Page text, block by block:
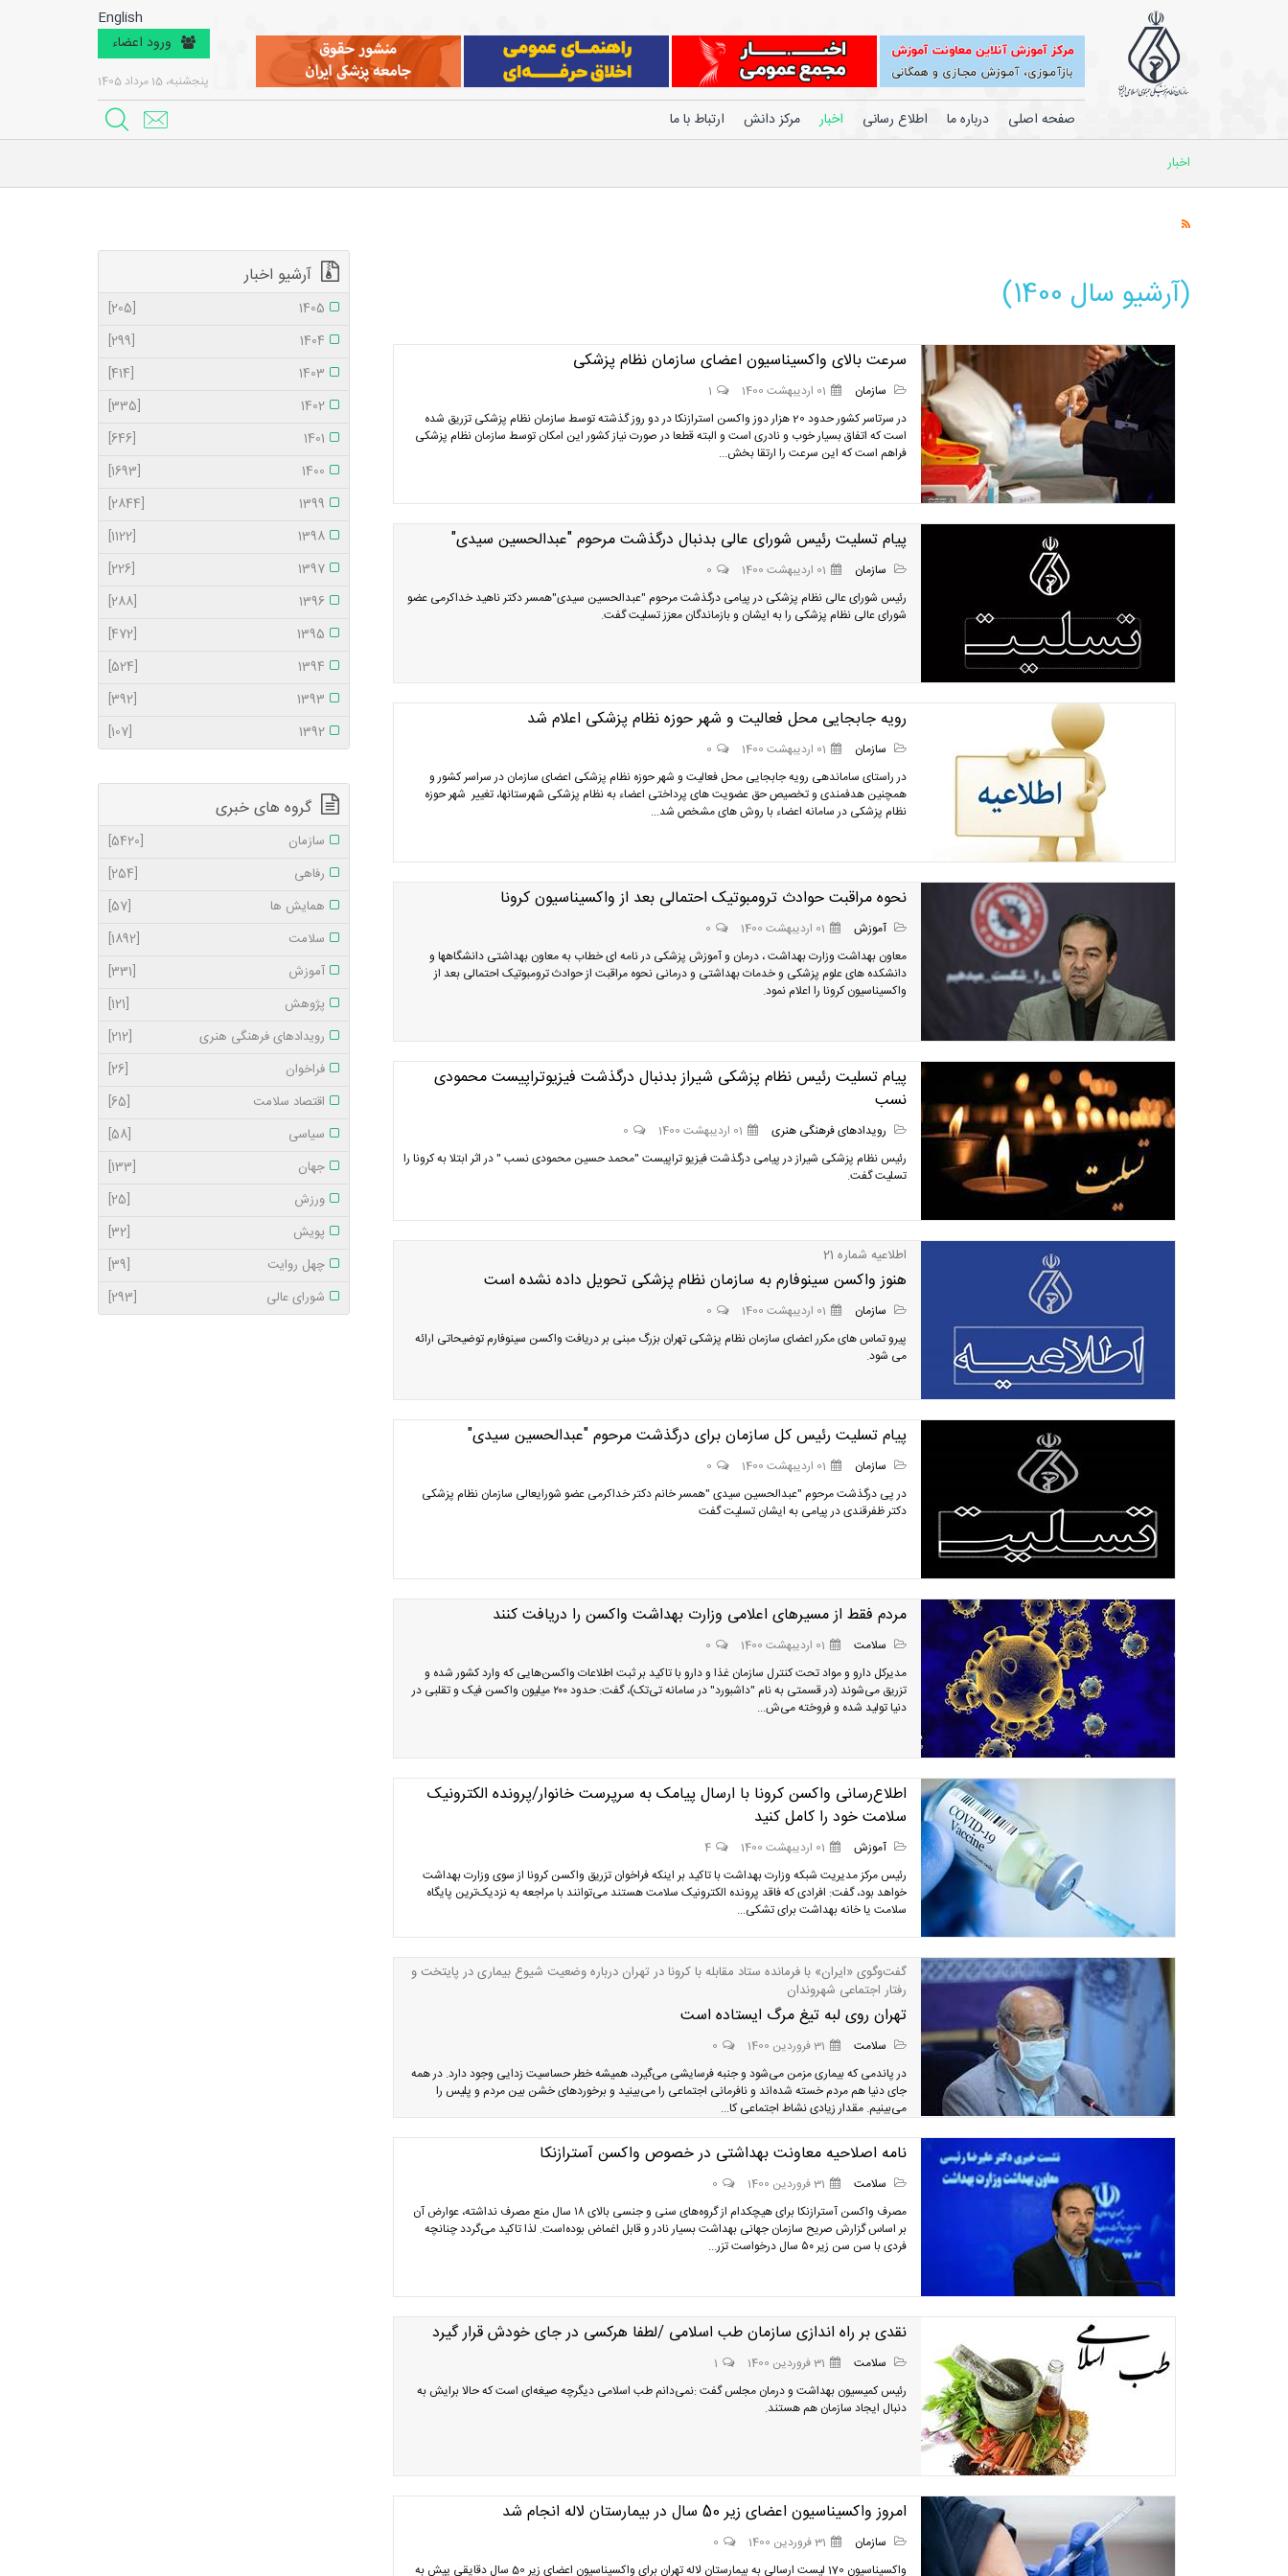
English
ورود اعضاء
پنجشنبه، 15 مرداد 1405
صفحه اصلی درباره ما اطلاع رسانی اخبار مرکز دانش ارتباط با ما
اخبار
(آرشیو سال 1400)
سرعت بالای واکسیناسیون اعضای سازمان نظام پزشکی
سازمان 01 اردیبهشت 1400
1
در سرتاسر کشور حدود 20 هزار دوز واکسن استرازنکا در دو روز گذشته توسط سازمان نظام پزشکی تزریق شده
است که اتفاق بسیار خوب و نادری است و البته قطعا در صورت نیاز کشور این امکان توسط سازمان نظام پزشکی
فراهم است که این سرعت را ارتقا بخش...
پیام تسلیت رئیس شورای عالی بدنبال درگذشت مرحوم "عبدالحسین سیدی"
سازمان 01 اردیبهشت 1400
0
رئیس شورای عالی نظام پزشکی در پیامی درگذشت مرحوم "عبدالحسین سیدی"همسر دکتر ناهید خداکرمی عضو
شورای عالی نظام پزشکی را به ایشان و بازماندگان معزز تسلیت گفت.
رویه جابجایی محل فعالیت و شهر حوزه نظام پزشکی اعلام شد
سازمان 01 اردیبهشت 1400
0
در راستای ساماندهی رویه جابجایی محل فعالیت و شهر حوزه نظام پزشکی اعضای سازمان در سراسر کشور و
همچنین هدفمندی و تخصیص حق عضویت های پرداختی اعضاء به نظام پزشکی شهرستانها، تغییر شهر حوزه
نظام پزشکی در سامانه اعضاء با روش های مشخص شد...
نحوه مراقبت حوادث ترومبوتیک احتمالی بعد از واکسیناسیون کرونا
آموزش 01 اردیبهشت 1400
0
معاون بهداشت وزارت بهداشت ، درمان و آموزش پزشکی در نامه ای خطاب به معاون بهداشتی دانشگاهها و
دانشکده های علوم پزشکی و خدمات بهداشتی و درمانی نحوه مراقبت از حوادث ترومبوتیک احتمالی بعد از
واکسیناسیون کرونا را اعلام نمود.
پیام تسلیت رئیس نظام پزشکی شیراز بدنبال درگذشت فیزیوتراپیست محمودی
نسب
رویدادهای فرهنگی هنری 01 اردیبهشت 1400
0
رئیس نظام پزشکی شیراز در پیامی درگذشت فیزیو تراپیست "محمد حسین محمودی نسب " در اثر ابتلا به کرونا را
تسلیت گفت.
اطلاعیه شماره 21
هنوز واکسن سینوفارم به سازمان نظام پزشکی تحویل داده نشده است
سازمان 01 اردیبهشت 1400
0
پیرو تماس های مکرر اعضای سازمان نظام پزشکی تهران بزرگ مبنی بر دریافت واکسن سینوفارم توضیحاتی ارائه
می شود.
پیام تسلیت رئیس کل سازمان برای درگذشت مرحوم "عبدالحسین سیدی"
سازمان 01 اردیبهشت 1400
0
در پی درگذشت مرحوم "عبدالحسین سیدی "همسر خانم دکتر خداکرمی عضو شورایعالی سازمان نظام پزشکی
دکتر ظفرقندی در پیامی به ایشان تسلیت گفت
مردم فقط از مسیرهای اعلامی وزارت بهداشت واکسن را دریافت کنند
سلامت 01 اردیبهشت 1400
0
مدیرکل دارو و مواد تحت کنترل سازمان غذا و دارو با تاکید بر ثبت اطلاعات واکسن‌هایی که وارد کشور شده و
تزریق می‌شوند (در قسمتی به نام "داشبورد" در سامانه تی‌تک)، گفت: حدود ۲۰۰ میلیون واکسن فیک و تقلبی در
دنیا تولید شده و فروخته می‌ش...
اطلاع‌رسانی واکسن کرونا با ارسال پیامک به سرپرست خانوار/پرونده الکترونیک
سلامت خود را کامل کنید
آموزش 01 اردیبهشت 1400
4
رئیس مرکز مدیریت شبکه وزارت بهداشت با تاکید بر اینکه فراخوان تزریق واکسن کرونا از سوی وزارت بهداشت
خواهد بود، گفت: افرادی که فاقد پرونده الکترونیک سلامت هستند می‌توانند با مراجعه به نزدیک‌ترین پایگاه
سلامت یا خانه بهداشت برای تشکی...
گفت‌و‌گوی «ایران» با فرمانده ستاد مقابله با کرونا در تهران درباره وضعیت شیوع بیماری در پایتخت و
رفتار اجتماعی شهروندان
تهران روی لبه تیغ مرگ ایستاده است
سلامت 31 فروردین 1400
0
در پاندمی که بیماری مزمن می‌شود و جنبه فرسایشی می‌گیرد، همیشه خطر حساسیت زدایی وجود دارد. در همه
جای دنیا هم مردم خسته شده‌اند و نافرمانی اجتماعی را می‌بینید و برخوردهای خشن بین مردم و پلیس را
می‌بینیم. مقدار زیادی نشاط اجتماعی کا...
نامه اصلاحیه معاونت بهداشتی در خصوص واکسن آسترازنکا
سلامت 31 فروردین 1400
0
مصرف واکسن آسترازنکا برای هیچکدام از گروه‌های سنی و جنسی بالای ۱۸ سال منع مصرف نداشته، عوارض آن
بر اساس گزارش صریح سازمان جهانی بهداشت بسیار نادر و قابل اغماض بوده‌است. لذا تاکید می‌گردد چنانچه
فردی با سن سن زیر ۵۰ سال درخواست تزر...
نقدی بر راه اندازی سازمان طب اسلامی /لطفا هرکسی در جای خودش قرار گیرد
سلامت 31 فروردین 1400
1
رئیس کمیسیون بهداشت و درمان مجلس گفت :نمی‌دانم طب اسلامی دیگرچه صیغه‌ای است که حالا برایش به
دنبال ایجاد سازمان هم هستند.
امروز واکسیناسیون اعضای زیر 50 سال در بیمارستان لاله انجام شد
سازمان 31 فروردین 1400
0
واکسیناسیون 170 لیست ارسالی به بیمارستان لاله تهران برای واکسیناسیون اعضای زیر 50 سال دقایقی پیش به
آرشیو اخبار
1405
[205]
1404
[299]
1403
[414]
1402
[335]
1401
[646]
1400
[1693]
1399
[2844]
1398
[1122]
1397
[226]
1396
[288]
1395
[472]
1394
[524]
1393
[392]
1392
[107]
گروه های خبری
سازمان
[5420]
رفاهی
[254]
همایش ها
[57]
سلامت
[1892]
آموزش
[331]
پژوهش
[121]
رویدادهای فرهنگی هنری
[212]
فراخوان
[26]
اقتصاد سلامت
[65]
سیاسی
[58]
جهان
[133]
ورزش
[25]
پویش
[32]
چهل روایت
[39]
شورای عالی
[293]